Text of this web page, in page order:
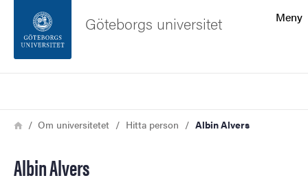
Sidfoten
Meny
Göteborgs universitet
Länkstig
HemOm universitetet Hitta person Albin Alvers
Albin Alvers